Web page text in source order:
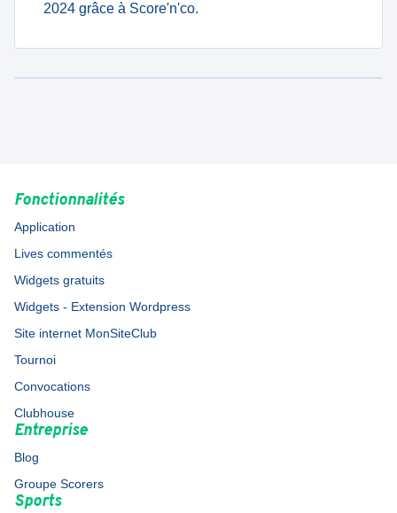
2024 grâce à Score'n'co.
Fonctionnalités
Application
Lives commentés
Widgets gratuits
Widgets - Extension Wordpress
Site internet MonSiteClub
Tournoi
Convocations
Clubhouse
Entreprise
Blog
Groupe Scorers
Sports